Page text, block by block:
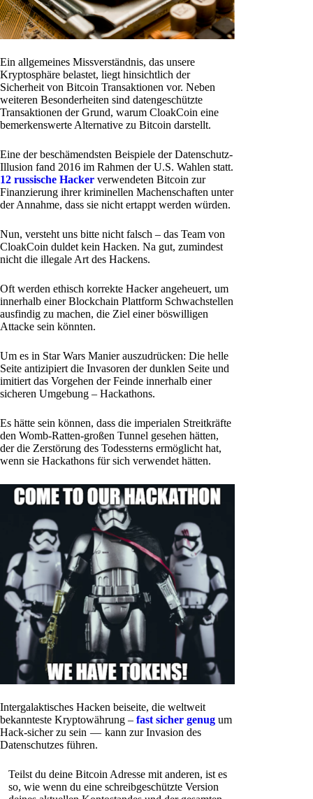
Ein allgemeines Missverständnis, das unsere
Kryptosphäre belastet, liegt hinsichtlich der
Sicherheit von Bitcoin Transaktionen vor. Neben
weiteren Besonderheiten sind datengeschützte
Transaktionen der Grund, warum CloakCoin eine
bemerkenswerte Alternative zu Bitcoin darstellt.
Eine der beschämendsten Beispiele der Datenschutz-
Illusion fand 2016 im Rahmen der U.S. Wahlen statt.
12 russische Hacker verwendeten Bitcoin zur
Finanzierung ihrer kriminellen Machenschaften unter
der Annahme, dass sie nicht ertappt werden würden.
Nun, versteht uns bitte nicht falsch – das Team von
CloakCoin duldet kein Hacken. Na gut, zumindest
nicht die illegale Art des Hackens.
Oft werden ethisch korrekte Hacker angeheuert, um
innerhalb einer Blockchain Plattform Schwachstellen
ausfindig zu machen, die Ziel einer böswilligen
Attacke sein könnten.
Um es in Star Wars Manier auszudrücken: Die helle
Seite antizipiert die Invasoren der dunklen Seite und
imitiert das Vorgehen der Feinde innerhalb einer
sicheren Umgebung – Hackathons.
Es hätte sein können, dass die imperialen Streitkräfte
den Womb-Ratten-großen Tunnel gesehen hätten,
der die Zerstörung des Todessterns ermöglicht hat,
wenn sie Hackathons für sich verwendet hätten.
Intergalaktisches Hacken beiseite, die weltweit
bekannteste Kryptowährung – fast sicher genug um
Hack-sicher zu sein — kann zur Invasion des
Datenschutzes führen.
Teilst du deine Bitcoin Adresse mit anderen, ist es
so, wie wenn du eine schreibgeschützte Version